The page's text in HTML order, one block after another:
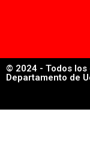
© 2024 - Todos
Departamento de